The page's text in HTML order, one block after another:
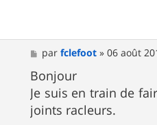
M
e
s
s
a
g
e
parfclefoot »06 août
Bonjour
Je suis en train de
joints racleurs.